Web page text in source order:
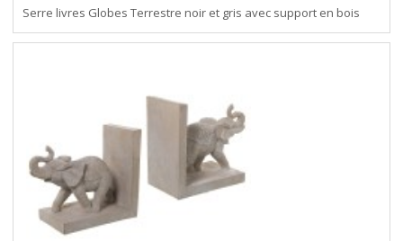
Serre livres Globes Terrestre noir et gris avec support en bois